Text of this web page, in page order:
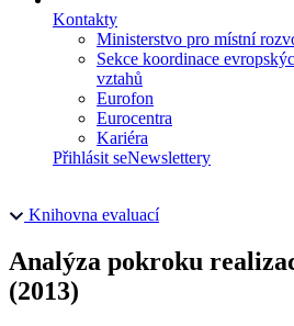
Kontakty
Ministerstvo pro místní
Sekce koordinace
vztahů
Eurofon
Eurocentra
Kariéra
Přihlásit seNewslettery
Knihovna evaluací
Analýza pokroku
(2013)